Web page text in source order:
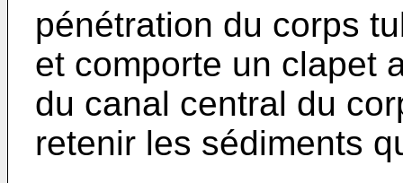
pénétration du corps
et comporte un clapet
du canal central du
retenir les sédiments